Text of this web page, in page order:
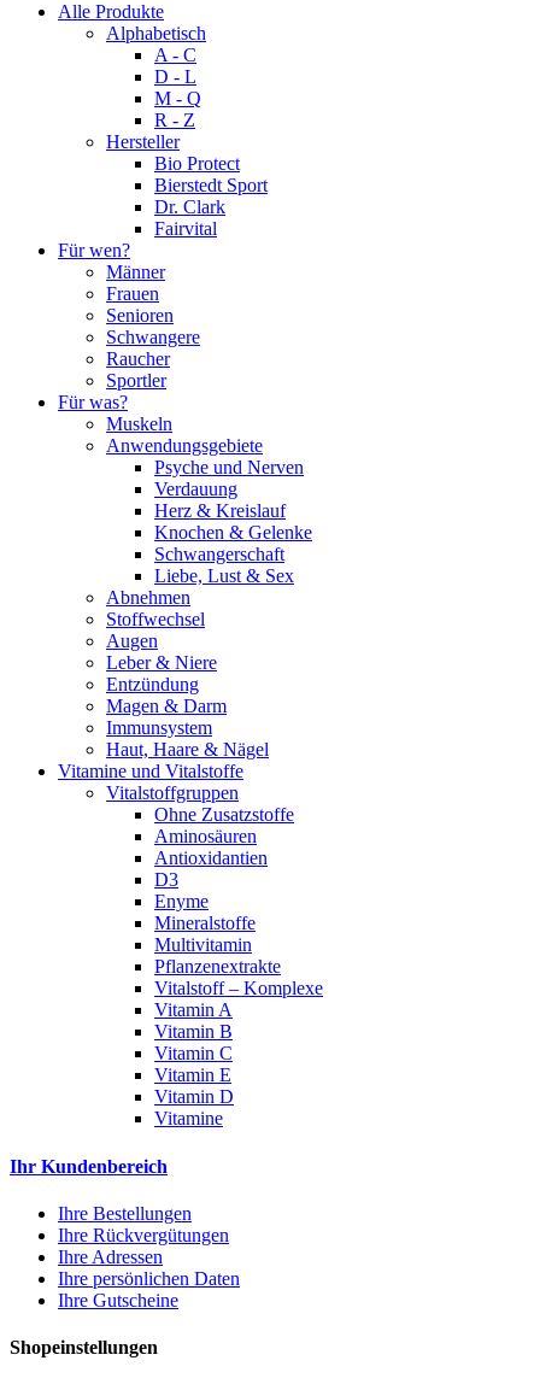
Alle Produkte
Alphabetisch
A - C
D - L
M - Q
R - Z
Hersteller
Bio Protect
Bierstedt Sport
Dr. Clark
Fairvital
Für wen?
Männer
Frauen
Senioren
Schwangere
Raucher
Sportler
Für was?
Muskeln
Anwendungsgebiete
Psyche und Nerven
Verdauung
Herz & Kreislauf
Knochen & Gelenke
Schwangerschaft
Liebe, Lust & Sex
Abnehmen
Stoffwechsel
Augen
Leber & Niere
Entzündung
Magen & Darm
Immunsystem
Haut, Haare & Nägel
Vitamine und Vitalstoffe
Vitalstoffgruppen
Ohne Zusatzstoffe
Aminosäuren
Antioxidantien
D3
Enyme
Mineralstoffe
Multivitamin
Pflanzenextrakte
Vitalstoff – Komplexe
Vitamin A
Vitamin B
Vitamin C
Vitamin E
Vitamin D
Vitamine
Ihr Kundenbereich
Ihre Bestellungen
Ihre Rückvergütungen
Ihre Adressen
Ihre persönlichen Daten
Ihre Gutscheine
Shopeinstellungen